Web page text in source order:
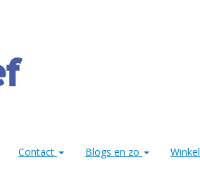
Contact Blogs en zo Winkel